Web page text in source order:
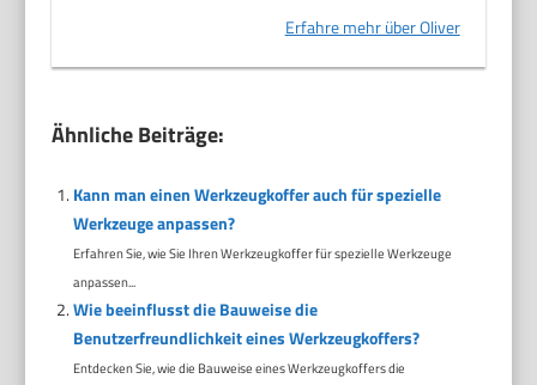
Erfahre mehr über Oliver
Ähnliche Beiträge:
Kann man einen Werkzeugkoffer auch für spezielle
Werkzeuge anpassen?
Erfahren Sie, wie Sie Ihren Werkzeugkoffer für spezielle Werkzeuge
anpassen...
Wie beeinflusst die Bauweise die
Benutzerfreundlichkeit eines Werkzeugkoffers?
Entdecken Sie, wie die Bauweise eines Werkzeugkoffers die